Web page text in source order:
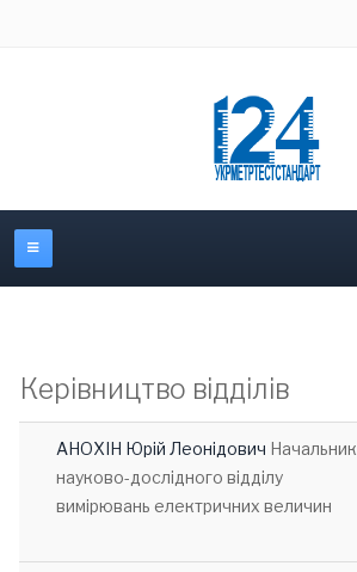
Керівництво відділів
АНОХІН Юрій Леонідович Начальник
науково-дослідного відділу
вимірювань електричних величин